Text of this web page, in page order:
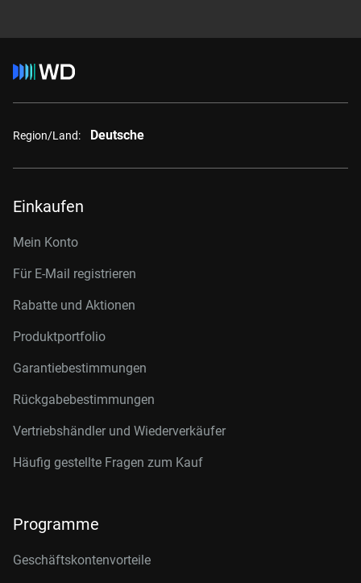
Region/Land: Deutsche
Einkaufen
Mein Konto
Für E-Mail registrieren
Rabatte und Aktionen
Produktportfolio
Garantiebestimmungen
Rückgabebestimmungen
Vertriebshändler und Wiederverkäufer
Häufig gestellte Fragen zum Kauf
Programme
Geschäftskontenvorteile